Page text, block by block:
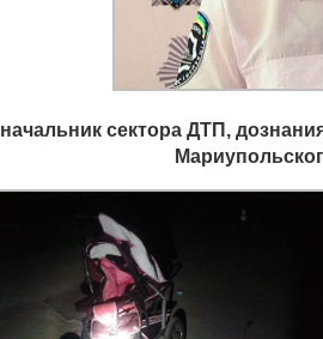
начальник сектора ДТП,